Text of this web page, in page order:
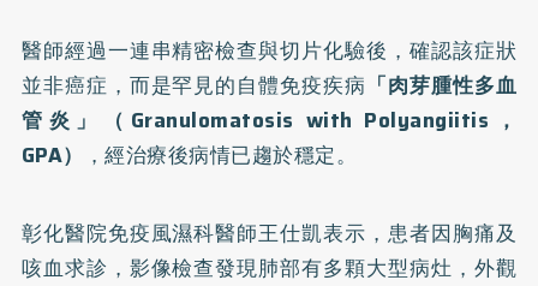
醫師經過一連串精密檢查與切片化驗後，確認該症狀
並非癌症，而是罕見的自體免疫疾病 「肉芽腫性多血
管炎」（Granulomatosis with Polyangiitis，
GPA）
，經治療後病情已趨於穩定。
彰化醫院免疫風濕科醫師王仕凱表示，患者因胸痛及
咳血求診，影像檢查發現肺部有多顆大型病灶，外觀